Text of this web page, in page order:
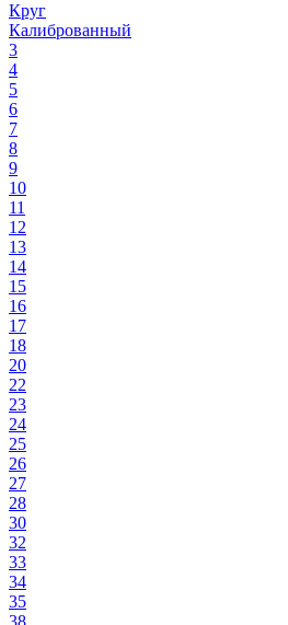
Круг
Калиброванный
3
4
5
6
7
8
9
10
11
12
13
14
15
16
17
18
20
22
23
24
25
26
27
28
30
32
33
34
35
38